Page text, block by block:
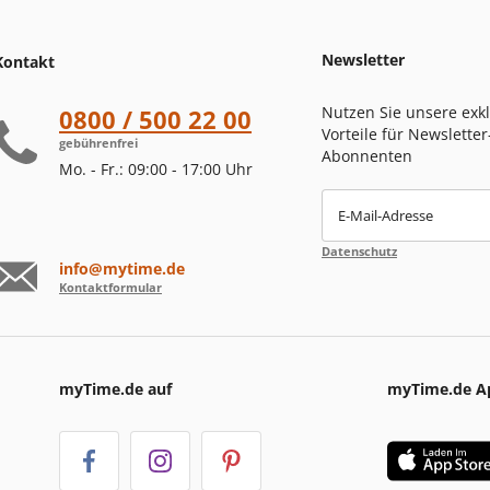
0800 / 500 22 00
gebührenfrei
Mo. - Fr.: 09:00 - 17:00 Uhr
info@mytime.de
Kontaktformular
Newsletter
Nutzen Sie unsere
Vorteile für
Abonnenten
E-Mail-Adresse
Datenschutz
myTime.de auf myTime.de